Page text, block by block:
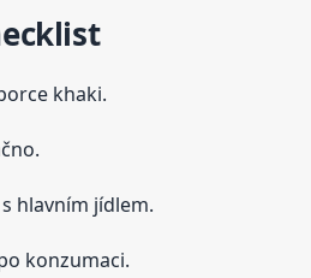
khaki.
hlavním jídlem.
konzumaci.